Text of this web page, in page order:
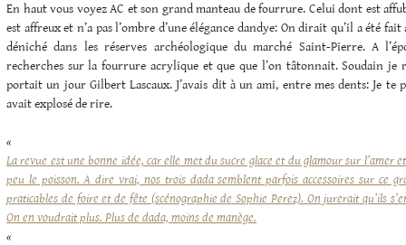
En haut vous voyez AC et son grand manteau de fourrure. Celui dont est
est affreux et n’a pas l’ombre d’une élégance dandye: On dirait qu’il a été
déniché dans les réserves archéologique du marché Saint-Pierre. A
recherches sur la fourrure acrylique et que que l’on tâtonnait. Soudain je
portait un jour Gilbert Lascaux. J’avais dit à un ami, entre mes dents: Je te
avait explosé de rire.
«
La revue est une bonne idée, car elle met du sucre glace et du glamour sur l’amer
peu le poisson. A dire vrai, nos trois dada semblent parfois accessoires sur ce
praticables de foire et de fête (scénographie de Sophie Perez). On jurerait qu’ils
On en voudrait plus. Plus de dada, moins de manège.
«